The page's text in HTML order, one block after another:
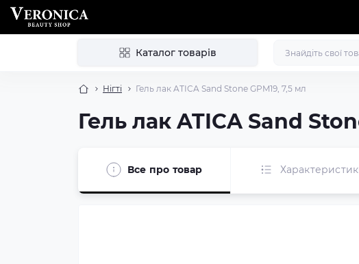
Каталог товарів
Нігті Гель лак ATICA Sand Stone GPM19, 7,5 мл
Гель лак ATICA Sand
Все про товар